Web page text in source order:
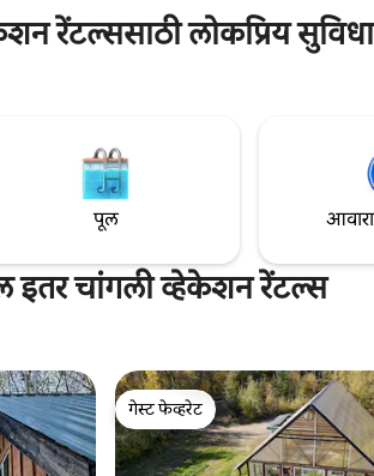
रेंटल्ससाठी लोकप्रिय सुविधा
पूल
इतर चांगली व्हेकेशन रेंटल्स
गेस्ट फेव्हरेट
गेस्ट फेव्हरेट